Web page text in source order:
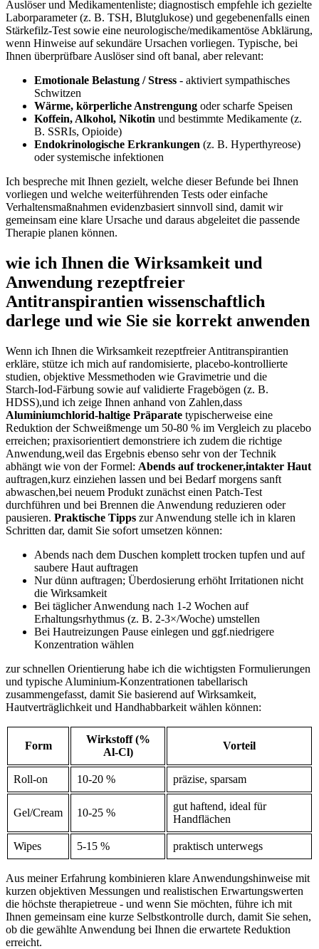
Auslöser und Medikamentenliste; diagnostisch empfehle ich gezielte
Laborparameter‌ (z. B. TSH, Blutglukose) ‌und gegebenenfalls einen
Stärkefilz‑Test sowie ​eine neurologische/medikamentöse Abklärung,
wenn Hinweise auf sekundäre Ursachen vorliegen. Typische, bei
Ihnen‍ überprüfbare Auslöser sind oft banal, aber relevant:
Emotionale Belastung / Stress ‌- aktiviert ‍sympathisches​
Schwitzen
Wärme, körperliche ⁤Anstrengung oder⁣ scharfe Speisen
Koffein, Alkohol, ‍Nikotin und bestimmte Medikamente (z.
B. SSRIs, Opioide)
Endokrinologische⁣ Erkrankungen (z. B. Hyperthyreose)
oder systemische infektionen
Ich bespreche mit Ihnen gezielt, welche dieser⁣ Befunde​ bei⁣ Ihnen‍
vorliegen und welche⁣ weiterführenden Tests oder‍ einfache
Verhaltensmaßnahmen evidenzbasiert sinnvoll sind, damit wir⁢
gemeinsam eine klare Ursache ​und daraus abgeleitet die⁤ passende
⁤Therapie planen ‌können.
wie ich Ihnen die Wirksamkeit ​und
Anwendung rezeptfreier
Antitranspirantien wissenschaftlich
darlege und wie‌ Sie‍ sie‍ korrekt anwenden
Wenn ich Ihnen die Wirksamkeit rezeptfreier Antitranspirantien
erkläre, stütze ich mich auf randomisierte, placebo‑kontrollierte
studien, ‍objektive Messmethoden wie Gravimetrie und ​die
⁤Starch‑Iod‑Färbung sowie ⁢auf ⁢validierte Fragebögen (z. B.‌
HDSS),und ​ich zeige Ihnen​ anhand⁤ von Zahlen,dass
Aluminiumchlorid‑haltige Präparate typischerweise eine
Reduktion der Schweißmenge ‍um 50-80 % ‌im Vergleich ⁢zu ‌placebo
erreichen; praxisorientiert demonstriere ich‍ zudem die richtige​
Anwendung,weil‍ das Ergebnis ebenso ​sehr von der​ Technik
‌abhängt wie‌ von der Formel: Abends auf trockener,intakter Haut
auftragen,kurz einziehen​ lassen und bei Bedarf ​morgens sanft
abwaschen,bei neuem ⁤Produkt⁣ zunächst einen ​Patch‑Test
durchführen⁢ und bei ⁢Brennen die Anwendung reduzieren oder
pausieren. Praktische ​Tipps zur Anwendung stelle⁢ ich in klaren
Schritten dar,​ damit Sie sofort⁣ umsetzen können:
Abends nach dem ⁤Duschen komplett ⁤trocken⁢ tupfen und auf
saubere⁢ Haut​ auftragen
Nur⁣ dünn ⁤auftragen; Überdosierung​ erhöht Irritationen nicht
die Wirksamkeit
Bei⁢ täglicher Anwendung‍ nach 1-2 Wochen auf
Erhaltungsrhythmus (z. B. 2-3×/Woche) umstellen
Bei Hautreizungen​ Pause einlegen und ggf.niedrigere
Konzentration wählen
zur ⁤schnellen ⁢Orientierung ​habe ich die wichtigsten Formulierungen
und ⁤typische⁢ Aluminium‑Konzentrationen tabellarisch‍
zusammengefasst, ⁣damit Sie basierend auf Wirksamkeit,
⁣Hautverträglichkeit⁣ und Handhabbarkeit wählen können:
Form
Wirkstoff (%
Al‑Cl)
Vorteil
Roll‑on 10-20⁣ % präzise, sparsam
Gel/Cream 10-25 %
gut haftend, ideal für
Handflächen
Wipes 5-15 % praktisch ‌unterwegs
Aus meiner​ Erfahrung kombinieren klare ‌Anwendungshinweise ‍mit
kurzen objektiven Messungen und realistischen ‌Erwartungswerten
die höchste therapietreue -‌ und⁢ wenn ‍Sie möchten, führe ich mit
Ihnen gemeinsam⁣ eine kurze Selbstkontrolle durch, damit ⁢Sie​ sehen,
ob die gewählte Anwendung bei Ihnen ⁤die erwartete⁤ Reduktion
erreicht.